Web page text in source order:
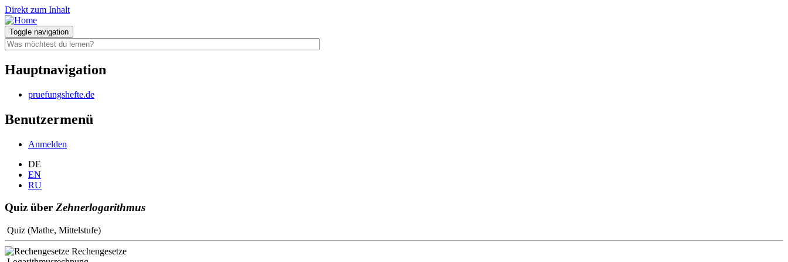
Direkt zum Inhalt
Toggle navigation
Hauptnavigation
pruefungshefte.de
Benutzermenü
Anmelden
DE
EN
RU
Quiz über Zehnerlogarithmus
Quiz (Mathe, Mittelstufe)
Rechengesetze